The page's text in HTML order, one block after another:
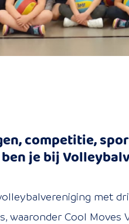
competitie,
je bij
met
waaronder Cool Moves